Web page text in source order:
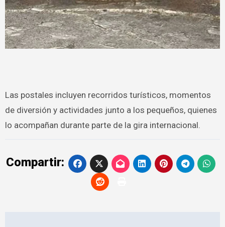
Las postales incluyen recorridos turísticos, momentos
de diversión y actividades junto a los pequeños, quienes
lo acompañan durante parte de la gira internacional.
Compartir: